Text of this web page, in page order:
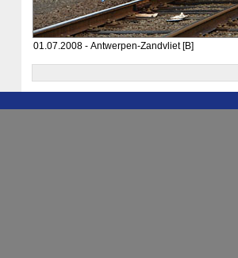
01.07.2008 - Antwerpen-Zandvliet [B]